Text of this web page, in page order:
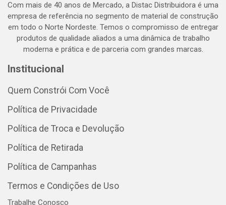
Com mais de 40 anos de Mercado, a Distac Distribuidora é uma
empresa de referência no segmento de material de construção
em todo o Norte Nordeste. Temos o compromisso de entregar
produtos de qualidade aliados a uma dinâmica de trabalho
moderna e prática e de parceria com grandes marcas.
Institucional
Quem Constrói Com Você
Política de Privacidade
Política de Troca e Devolução
Política de Retirada
Política de Campanhas
Termos e Condições de Uso
Trabalhe Conosco